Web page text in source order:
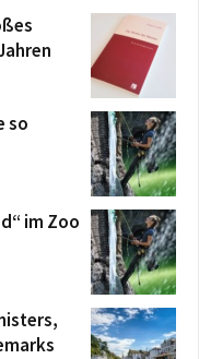
so
im Zoo